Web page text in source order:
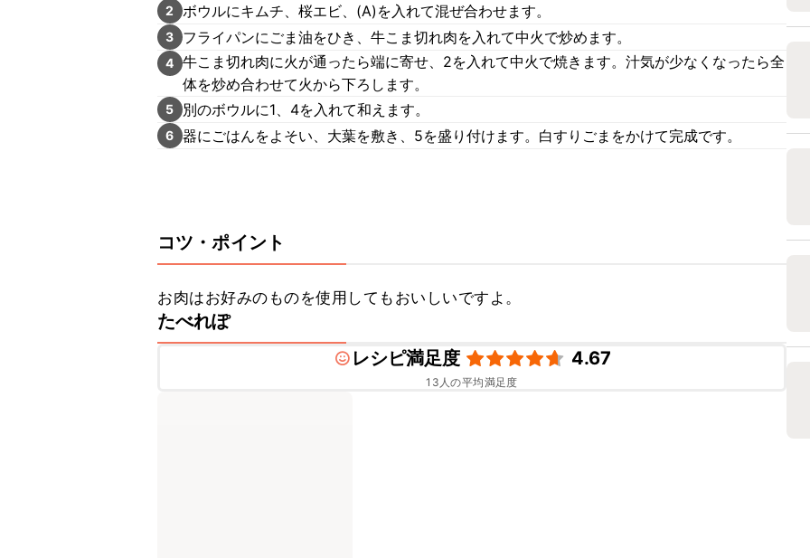
2 ボウルにキムチ、桜エビ、(A)を入れて混ぜ合わせます。
3 フライパンにごま油をひき、牛こま切れ肉を入れて中火で炒めます。
4 牛こま切れ肉に火が通ったら端に寄せ、2を入れて中火で焼きます。汁気が少なくなったら全
体を炒め合わせて火から下ろします。
5 別のボウルに1、4を入れて和えます。
6 器にごはんをよそい、大葉を敷き、5を盛り付けます。白すりごまをかけて完成です。
コツ・ポイント
お肉はお好みのものを使用してもおいしいですよ。
たべれぽ
レシピ満足度
4.67
13 人の平均満足度